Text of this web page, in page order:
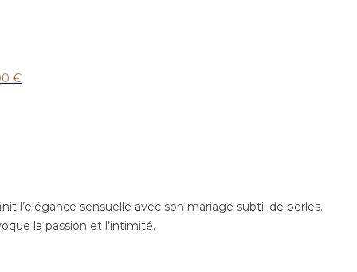
€
l’élégance sensuelle avec son mariage subtil de perles.
la passion et l’intimité.